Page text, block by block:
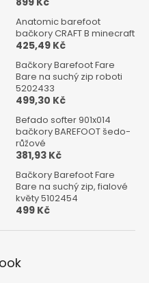
Anatomic barefoot
bačkory CRAFT B minecraft
425,49 Kč
Bačkory Barefoot Fare
Bare na suchý zip roboti
5202433
499,30 Kč
Befado softer 901x014
bačkory BAREFOOT šedo-
růžové
381,93 Kč
Bačkory Barefoot Fare
Bare na suchý zip, fialové
květy 5102454
499 Kč